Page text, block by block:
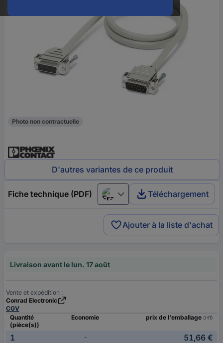
Photo non contractuelle
D'autres variantes de ce produit
Fiche technique (PDF) Français Téléchargement
Ajouter à la liste d'achat
Livraison avant le lun. 17 août
Vente et expédition :
Conrad Electronic
CGV
Quantité
(pièce(s))
Economie prix de l'emballage (HT)
1 -
51,66 €